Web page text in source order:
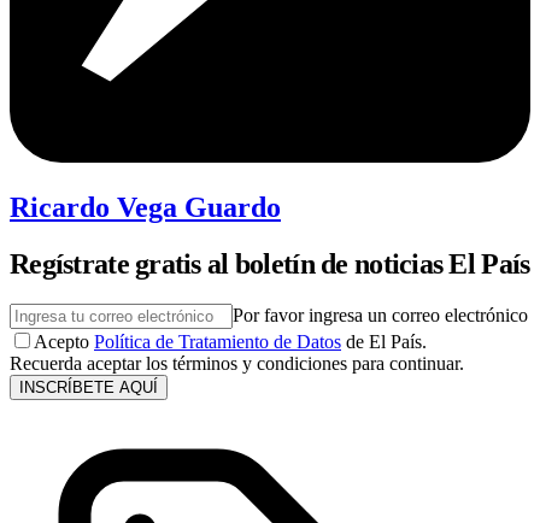
Ricardo Vega Guardo
Regístrate gratis al boletín de noticias El País
Por favor ingresa un correo electrónico
Acepto Política de Tratamiento de Datos de El País.
Recuerda aceptar los términos y condiciones para continuar.
INSCRÍBETE AQUÍ